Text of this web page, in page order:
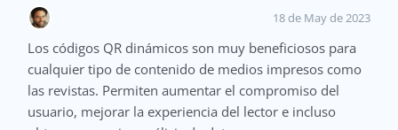
18 de May de 2023
Los códigos QR dinámicos son muy beneficiosos para
cualquier tipo de contenido de medios impresos como
las revistas. Permiten aumentar el compromiso del
usuario, mejorar la experiencia del lector e incluso